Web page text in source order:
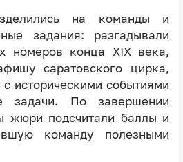
на команды и
задания: разгадывали
номеров конца XIX века,
саратовского цирка,
историческими событиями
задачи. По завершении
жюри подсчитали баллы и
команду полезными